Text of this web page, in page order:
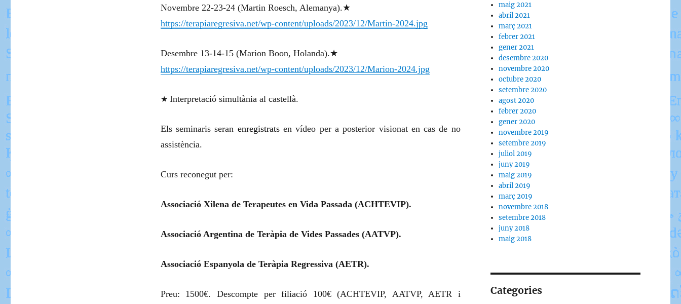
Novembre 22-23-24 (Martin Roesch, Alemanya).★
https://terapiaregresiva.net/wp-content/uploads/2023/12/Martin-2024.jpg
Desembre 13-14-15 (Marion Boon, Holanda).★
https://terapiaregresiva.net/wp-content/uploads/2023/12/Marion-2024.jpg
★ Interpretació simultània al castellà.
Els seminaris seran enregistratsen vídeo per a posterior visionat en cas de no
assistència.
Curs reconegut per:
Associació Xilena de Terapeutes en Vida Passada (ACHTEVIP).
Associació Argentina de Teràpia de Vides Passades (AATVP).
Associació Espanyola de Teràpia Regressiva (AETR).
Preu: 1500€. Descompte per filiació 100€ (ACHTEVIP, AATVP, AETR i
maig 2021
abril 2021
març 2021
febrer 2021
gener 2021
desembre 2020
novembre 2020
octubre 2020
setembre 2020
agost 2020
febrer 2020
gener 2020
novembre 2019
setembre 2019
juliol 2019
juny 2019
maig 2019
abril 2019
març 2019
novembre 2018
setembre 2018
juny 2018
maig 2018
Categories